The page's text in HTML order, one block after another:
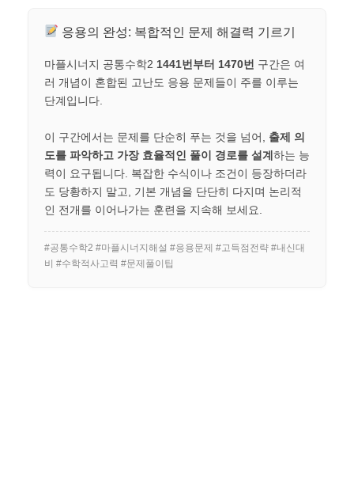
응용의 완성: 복합적인 문제 해결력 기르기
마플시너지 공통수학2 1441번부터 1470번 구간은 여
러 개념이 혼합된 고난도 응용 문제들이 주를 이루는
단계입니다.
이 구간에서는 문제를 단순히 푸는 것을 넘어, 출제 의
도를 파악하고 가장 효율적인 풀이 경로를 설계하는 능
력이 요구됩니다. 복잡한 수식이나 조건이 등장하더라
도 당황하지 말고, 기본 개념을 단단히 다지며 논리적
인 전개를 이어나가는 훈련을 지속해 보세요.
#공통수학2 #마플시너지해설 #응용문제 #고득점전략 #내신대
비 #수학적사고력 #문제풀이팁